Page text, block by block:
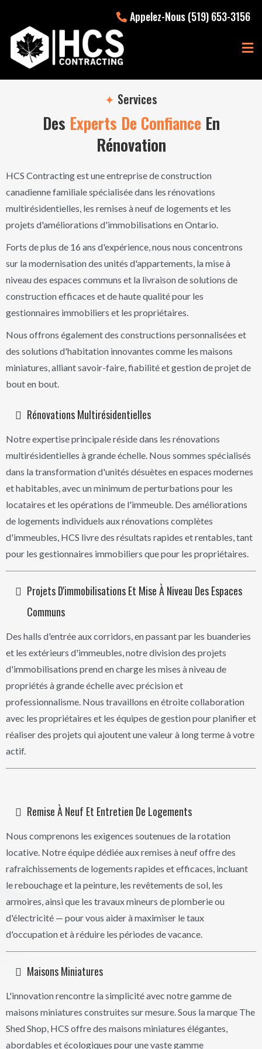
Appelez-Nous (519) 653-3156
✦ Services
Des Experts De Confiance En
Rénovation
HCS Contracting est une entreprise de construction
canadienne familiale spécialisée dans les rénovations
multirésidentielles, les remises à neuf de logements et les
projets d'améliorations d'immobilisations en Ontario.
Forts de plus de 16 ans d'expérience, nous nous concentrons
sur la modernisation des unités d'appartements, la mise à
niveau des espaces communs et la livraison de solutions de
construction efficaces et de haute qualité pour les
gestionnaires immobiliers et les propriétaires.
Nous offrons également des constructions personnalisées et
des solutions d'habitation innovantes comme les maisons
miniatures, alliant savoir-faire, fiabilité et gestion de projet de
bout en bout.
Rénovations Multirésidentielles
Notre expertise principale réside dans les rénovations
multirésidentielles à grande échelle. Nous sommes spécialisés
dans la transformation d'unités désuètes en espaces modernes
et habitables, avec un minimum de perturbations pour les
locataires et les opérations de l'immeuble. Des améliorations
de logements individuels aux rénovations complètes
d'immeubles, HCS livre des résultats rapides et rentables, tant
pour les gestionnaires immobiliers que pour les propriétaires.
Projets D'immobilisations Et Mise À Niveau Des Espaces
Communs
Des halls d'entrée aux corridors, en passant par les buanderies
et les extérieurs d'immeubles, notre division des projets
d'immobilisations prend en charge les mises à niveau de
propriétés à grande échelle avec précision et
professionnalisme. Nous travaillons en étroite collaboration
avec les propriétaires et les équipes de gestion pour planifier et
réaliser des projets qui ajoutent une valeur à long terme à votre
actif.
Remise À Neuf Et Entretien De Logements
Nous comprenons les exigences soutenues de la rotation
locative. Notre équipe dédiée aux remises à neuf offre des
rafraîchissements de logements rapides et efficaces, incluant
le rebouchage et la peinture, les revêtements de sol, les
armoires, ainsi que les travaux mineurs de plomberie ou
d'électricité — pour vous aider à maximiser le taux
d'occupation et à réduire les périodes de vacance.
Maisons Miniatures
L'innovation rencontre la simplicité avec notre gamme de
maisons miniatures construites sur mesure. Sous la marque The
Shed Shop, HCS offre des maisons miniatures élégantes,
abordables et écologiques pour une vaste gamme